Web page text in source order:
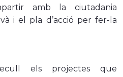
amb la ciutadania
i el pla d’acció per fer-la
els projectes que